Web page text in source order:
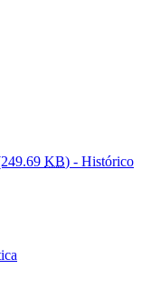
KB) - Histórico